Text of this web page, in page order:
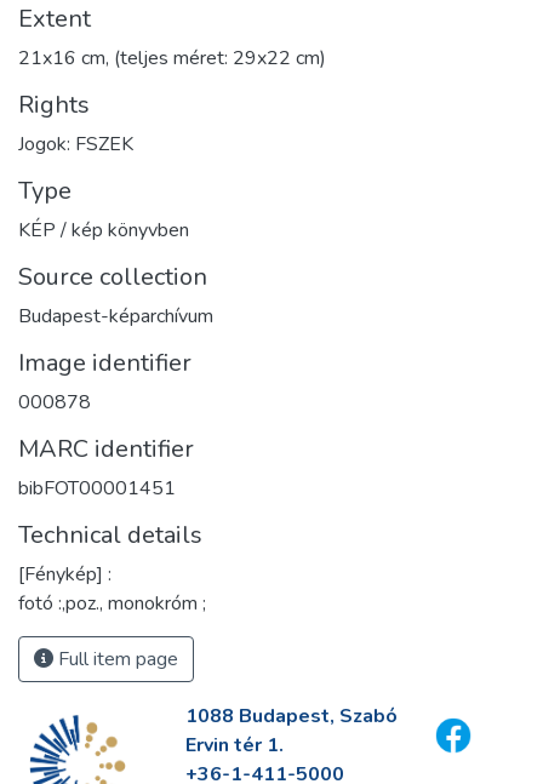
Extent
21x16 cm, (teljes méret: 29x22 cm)
Rights
Jogok: FSZEK
Type
KÉP / kép könyvben
Source collection
Budapest-képarchívum
Image identifier
000878
MARC identifier
bibFOT00001451
Technical details
[Fénykép] :
fotó :,poz., monokróm ;
Full item page
1088 Budapest, Szabó
Ervin tér 1.
+36-1-411-5000